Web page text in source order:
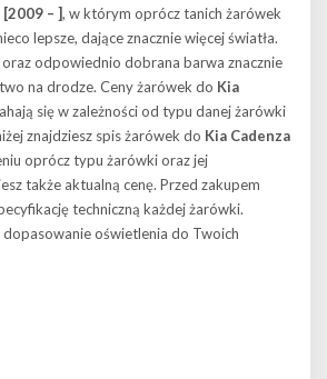
– ], w którym oprócz tanich żarówek
lepsze, dające znacznie więcej światła.
oraz odpowiednio dobrana barwa znacznie
na drodze. Ceny żarówek do Kia
się w zależności od typu danej żarówki
znajdziesz spis żarówek do Kia Cadenza
oprócz typu żarówki oraz jej
także aktualną cenę. Przed zakupem
techniczną każdej żarówki.
oświetlenia do Twoich